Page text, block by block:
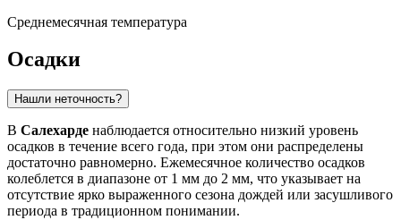
Среднемесячная температура
Осадки
Нашли неточность?
В Салехарде наблюдается относительно низкий уровень
осадков в течение всего года, при этом они распределены
достаточно равномерно. Ежемесячное количество осадков
колеблется в диапазоне от 1 мм до 2 мм, что указывает на
отсутствие ярко выраженного сезона дождей или засушливого
периода в традиционном понимании.